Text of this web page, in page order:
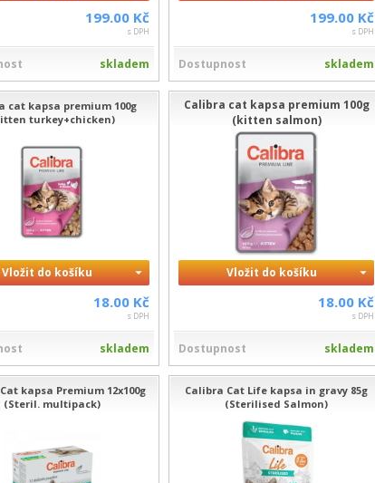
199.00 Kč
s DPH
skladem
199.00 Kč
s DPH
Dostupnost skladem
cat kapsa premium 100g
turkey+chicken)
Vložit do košíku
18.00 Kč
s DPH
skladem
Calibra cat kapsa premium 100g
(kitten salmon)
Vložit do košíku
18.00 Kč
s DPH
Dostupnost skladem
kapsa Premium 12x100g
(Steril. multipack)
Calibra Cat Life kapsa in gravy 85g
(Sterilised Salmon)